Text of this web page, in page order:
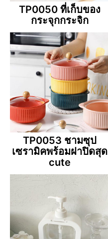
TP0050 ที่เก็บของ
กระจุกกระจิก
TP0053 ชามซุป
เซรามิคพร้อมฝาปิดสุด
cute